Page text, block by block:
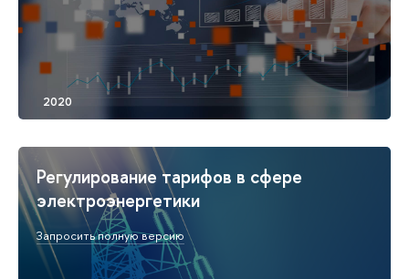
Регулирование тарифов в сфере
электроэнергетики
Запросить полную версию